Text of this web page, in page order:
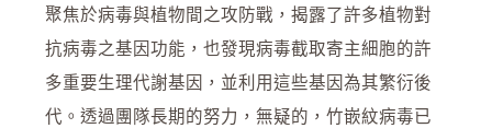
聚焦於病毒與植物間之攻防戰，揭露了許多植物對
抗病毒之基因功能，也發現病毒截取寄主細胞的許
多重要生理代謝基因，並利用這些基因為其繁衍後
代。透過團隊長期的努力，無疑的，竹嵌紋病毒已